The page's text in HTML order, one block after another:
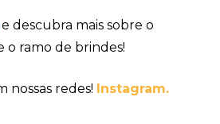
e descubra mais sobre o
o ramo de brindes!
nossas redes! Instagram.